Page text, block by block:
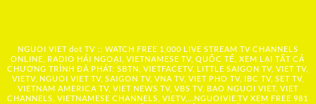
NGUOI VIET dot TV :: WATCH FREE 1,000 LIVE STREAM TV CHANNELS
ONLINE, RADIO HẢI NGOẠI, VIETNAMESE TV, QUỐC TẾ, XEM LẠI TẤT CẢ
CHƯƠNG TRÌNH ĐÃ PHÁT: SBTN, VIETFACETV, LITTLE SAIGON TV, VIET TV,
VIETV, NGUOI VIET TV, SAIGON TV, VNA TV, VIET PHO TV, IBC TV, SET TV,
VIETNAM AMERICA TV, VIET NEWS TV, VBS TV, BAO NGUOI VIET, VIET
CHANNELS, VIETNAMESE CHANNELS, VIETV,... NGUOIVIE.TV XEM FREE 981